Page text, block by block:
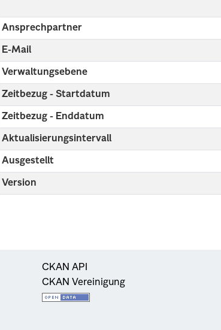
Ansprechpartner
E-Mail
Verwaltungsebene
Zeitbezug - Startdatum
Zeitbezug - Enddatum
Aktualisierungsintervall
Ausgestellt
Version
CKAN API
CKAN Vereinigung